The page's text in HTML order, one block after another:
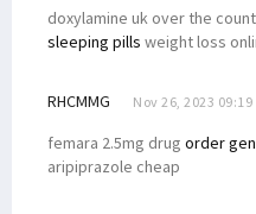
doxylamine uk over the
sleeping pills weight loss
RHCMMG Nov 26, 2023 09:19
femara 2.5mg drug order
aripiprazole cheap